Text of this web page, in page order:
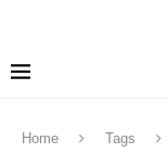
Home Tags